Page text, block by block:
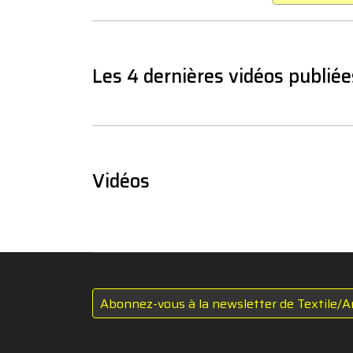
Les 4 dernières vidéos
Vidéos
Abonnez-vous à la newsletter de Textile/